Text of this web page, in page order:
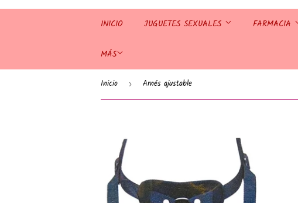
INICIO JUGUETES SEXUALES FARMACIA
MÁS
Inicio › Arnés ajustable